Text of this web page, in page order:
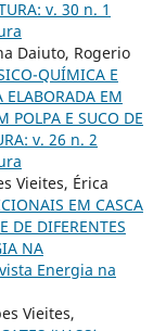
v. 30 n. 1
Daiuto, Rogerio
QUÍMICA E
ELABORADA EM
POLPA E SUCO DE
v. 26 n. 2
Vieites, Érica
EM CASCA
DE DIFERENTES
NA
Energia na
Vieites,